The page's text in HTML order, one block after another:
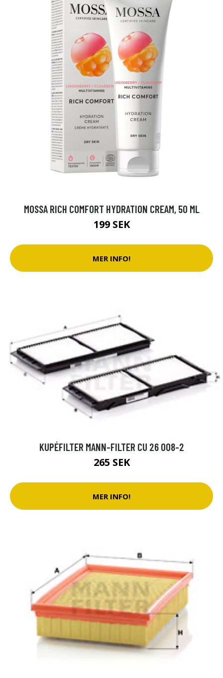
MOSSA RICH COMFORT HYDRATION CREAM, 50 ML
199 SEK
MER INFO!
KUPÉFILTER MANN-FILTER CU 26 008-2
265 SEK
MER INFO!